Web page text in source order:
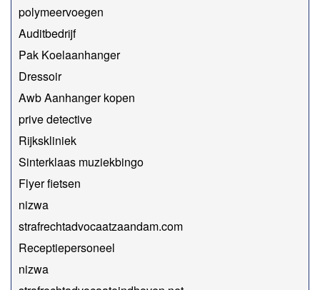
polymeervoegen
Auditbedrijf
Pak Koelaanhanger
Dressoir
Awb Aanhanger kopen
prive detective
Rijkskliniek
Sinterklaas muziekbingo
Flyer fietsen
nizwa
strafrechtadvocaatzaandam.com
Receptiepersoneel
nizwa